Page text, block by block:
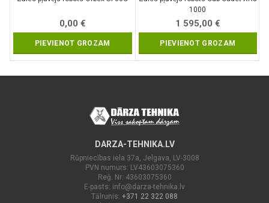
0,00 €
PIEVIENOT GROZAM
1000
1 595,00 €
PIEVIENOT GROZAM
DARZA-TEHNIKA.LV
Rūpniecības iela 37a, Jelgava, LV-3008
PVN numurs: LV43603075360
Reģ. Nr: 43603075360
E-pasts: info@darza-tehnika.lv
Tālrunis: +371 22 322 088